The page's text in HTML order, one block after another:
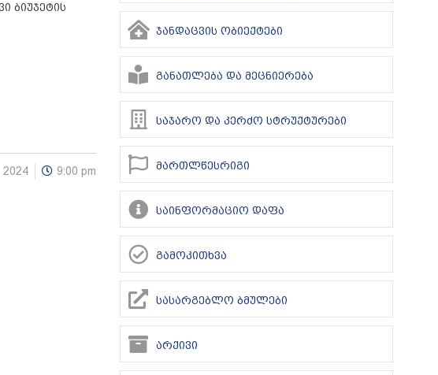
ბიუჯეტის
9:00 pm
ჯანდაცვის ობიექტები
განათლება და მეცნიერება
საჯარო და კერძო სტრუქტურები
მართლწესრიგი
საინფორმაციო დაფა
გამოკითხვა
სასარგებლო ბმულები
არქივი